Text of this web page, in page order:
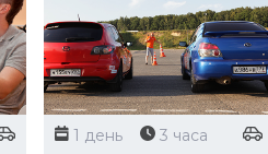
1 день 3 часа